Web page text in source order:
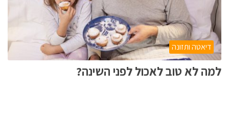
דיאטה ותזונה
למה לא טוב לאכול לפני השינה?